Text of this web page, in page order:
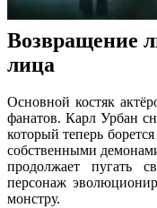
Возвращение
лица
Основной костяк
фанатов. Карл Урбан
который теперь
собственными
продолжает пугать
персонаж
монстру.